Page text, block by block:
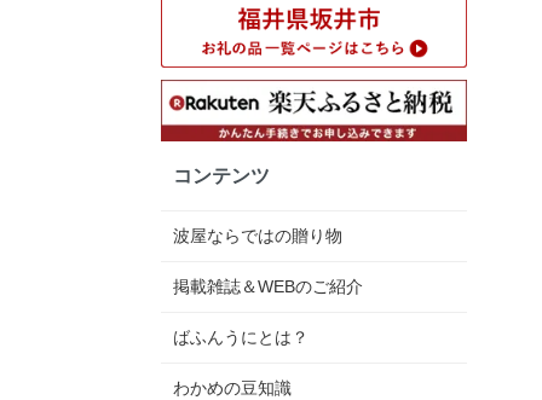
コンテンツ
波屋ならではの贈り物
掲載雑誌＆WEBのご紹介
ばふんうにとは？
わかめの豆知識